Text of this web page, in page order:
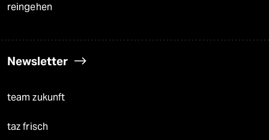
reingehen
Newsletter
team zukunft
taz frisch